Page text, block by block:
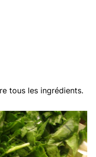
tous les ingrédients.